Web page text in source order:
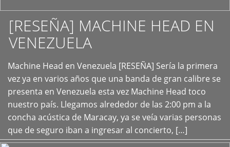
[RESEÑA] MACHINE HEAD EN
VENEZUELA
Machine Head en Venezuela [RESEÑA] Sería la primera
vez ya en varios años que una banda de gran calibre se
presenta en Venezuela esta vez Machine Head toco
nuestro país. Llegamos alrededor de las 2:00 pm a la
concha acústica de Maracay, ya se veía varias personas
que de seguro iban a ingresar al concierto, […]
+